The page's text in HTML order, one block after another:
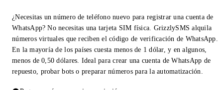
¿Necesitas un número de teléfono nuevo para registrar una cuenta de
WhatsApp? No necesitas una tarjeta SIM física. GrizzlySMS alquila
números virtuales que reciben el código de verificación de WhatsApp.
En la mayoría de los países cuesta menos de 1 dólar, y en algunos,
menos de 0,50 dólares. Ideal para crear una cuenta de WhatsApp de
repuesto, probar bots o preparar números para la automatización.